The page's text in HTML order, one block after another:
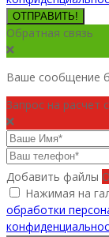
ОТПРАВИТЬ!
Обратная связь
Ваше сообщение
Запрос на расчет
Добавить файлы
Нажимая на
обработки